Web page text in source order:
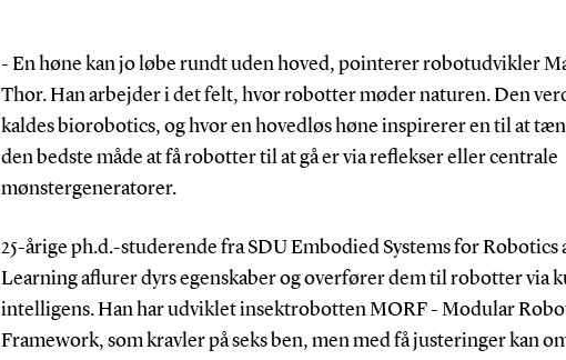
- En høne kan jo løbe rundt uden hoved, pointerer robotudvikler
Thor. Han arbejder i det felt, hvor robotter møder naturen. Den
kaldes biorobotics, og hvor en hovedløs høne inspirerer en til at
den bedste måde at få robotter til at gå er via reflekser eller centrale
mønstergeneratorer.
25-årige ph.d.-studerende fra SDU Embodied Systems for Robotics
Learning aflurer dyrs egenskaber og overfører dem til robotter via
intelligens. Han har udviklet insektrobotten MORF - Modular
Framework, som kravler på seks ben, men med få justeringer kan